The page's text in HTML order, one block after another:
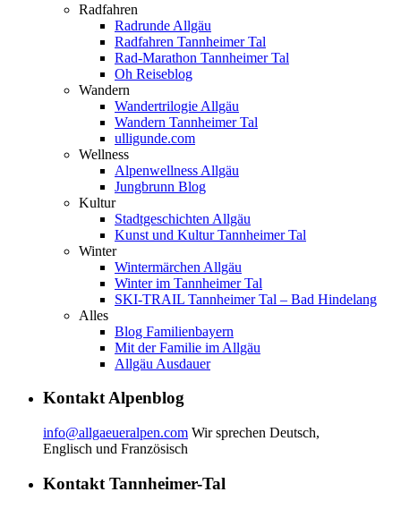
Radfahren
Radrunde Allgäu
Radfahren Tannheimer Tal
Rad-Marathon Tannheimer Tal
Oh Reiseblog
Wandern
Wandertrilogie Allgäu
Wandern Tannheimer Tal
ulligunde.com
Wellness
Alpenwellness Allgäu
Jungbrunn Blog
Kultur
Stadtgeschichten Allgäu
Kunst und Kultur Tannheimer Tal
Winter
Wintermärchen Allgäu
Winter im Tannheimer Tal
SKI-TRAIL Tannheimer Tal – Bad Hindelang
Alles
Blog Familienbayern
Mit der Familie im Allgäu
Allgäu Ausdauer
Kontakt Alpenblog
info@allgaeueralpen.com Wir sprechen Deutsch,
Englisch und Französisch
Kontakt Tannheimer-Tal